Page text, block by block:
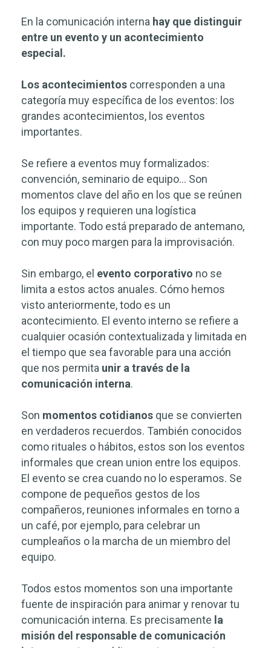
En la comunicación interna hay que distinguir
entre un evento y un acontecimiento
especial.
Los acontecimientos corresponden a una
categoría muy específica de los eventos: los
grandes acontecimientos, los eventos
importantes.
Se refiere a eventos muy formalizados:
convención, seminario de equipo… Son
momentos clave del año en los que se reúnen
los equipos y requieren una logística
importante. Todo está preparado de antemano,
con muy poco margen para la improvisación.
Sin embargo, el evento corporativo no se
limita a estos actos anuales. Cómo hemos
visto anteriormente, todo es un
acontecimiento. El evento interno se refiere a
cualquier ocasión contextualizada y limitada en
el tiempo que sea favorable para una acción
que nos permita unir a través de la
comunicación interna.
Son momentos cotidianos que se convierten
en verdaderos recuerdos. También conocidos
como rituales o hábitos, estos son los eventos
informales que crean union entre los equipos.
El evento se crea cuando no lo esperamos. Se
compone de pequeños gestos de los
compañeros, reuniones informales en torno a
un café, por ejemplo, para celebrar un
cumpleaños o la marcha de un miembro del
equipo.
Todos estos momentos son una importante
fuente de inspiración para animar y renovar tu
comunicación interna. Es precisamente la
misión del responsable de comunicación